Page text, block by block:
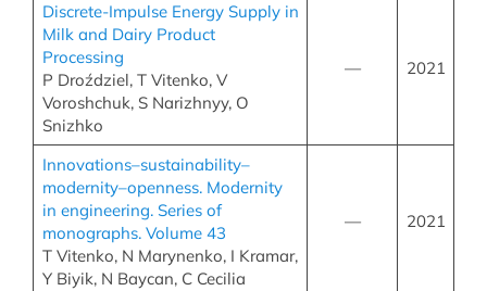
Discrete-Impulse Energy Supply in
Milk and Dairy Product
Processing
P Droździel, T Vitenko, V
Voroshchuk, S Narizhnyy, O
Snizhko
— 2021
Innovations–sustainability–
modernity–openness. Modernity
in engineering. Series of
monographs. Volume 43
T Vitenko, N Marynenko, I Kramar,
Y Biyik, N Baycan, C Cecilia
— 2021